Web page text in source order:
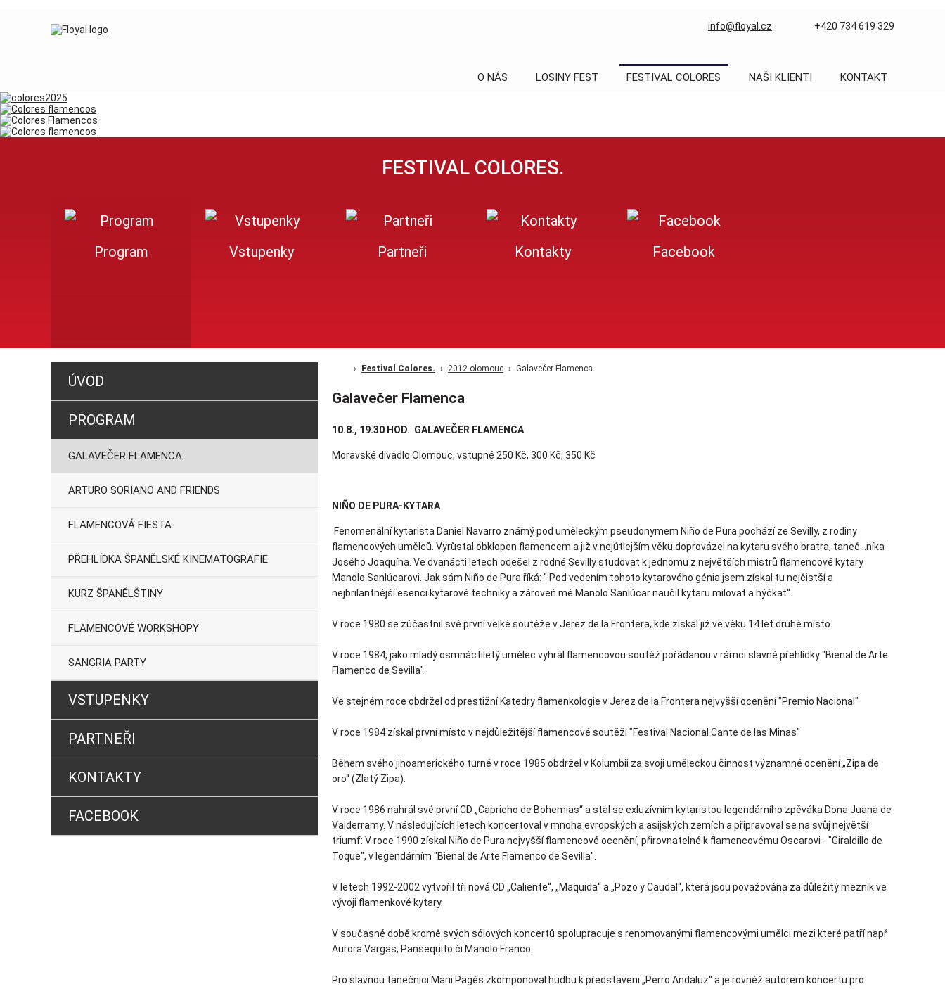
+420 734 619 329
info@floyal.cz
O NÁS LOSINY FEST FESTIVAL COLORES NAŠI KLIENTI KONTAKT
FESTIVAL COLORES.
Program Vstupenky Partneři Kontakty Facebook
ÚVOD
PROGRAM
GALAVEČER FLAMENCA
ARTURO SORIANO AND FRIENDS
FLAMENCOVÁ FIESTA
PŘEHLÍDKA ŠPANĚLSKÉ KINEMATOGRAFIE
KURZ ŠPANĚLŠTINY
FLAMENCOVÉ WORKSHOPY
SANGRIA PARTY
VSTUPENKY
PARTNEŘI
KONTAKTY
FACEBOOK
Festival Colores. 2012-olomouc Galavečer Flamenca
Galavečer Flamenca
10.8., 19.30 HOD. GALAVEČER FLAMENCA
Moravské divadlo Olomouc, vstupné 250 Kč, 300 Kč, 350 Kč
NIÑO DE PURA-KYTARA
Fenomenální kytarista Daniel Navarro známý pod uměleckým pseudonymem Niño de Pura pochází ze Sevilly, z rodiny
flamencových umělců. Vyrůstal obklopen flamencem a již v nejútlejším věku doprovázel na kytaru svého bratra, taneč...níka
Josého Joaquína. Ve dvanácti letech odešel z rodné Sevilly studovat k jednomu z největších mistrů flamencové kytary
Manolo Sanlúcarovi. Jak sám Niño de Pura říká: " Pod vedením tohoto kytarového génia jsem získal tu nejčistší a
nejbrilantnější esenci kytarové techniky a zároveň mě Manolo Sanlúcar naučil kytaru milovat a hýčkat“.
V roce 1980 se zúčastnil své první velké soutěže v Jerez de la Frontera, kde získal již ve věku 14 let druhé místo.
V roce 1984, jako mladý osmnáctiletý umělec vyhrál flamencovou soutěž pořádanou v rámci slavné přehlídky "Bienal de Arte
Flamenco de Sevilla".
Ve stejném roce obdržel od prestižní Katedry flamenkologie v Jerez de la Frontera nejvyšší ocenění "Premio Nacional"
V roce 1984 získal první místo v nejdůležitější flamencové soutěži "Festival Nacional Cante de las Minas"
Během svého jihoamerického turné v roce 1985 obdržel v Kolumbii za svoji uměleckou činnost významné ocenění „Zipa de
oro“ (Zlatý Zipa).
V roce 1986 nahrál své první CD „Capricho de Bohemias“ a stal se exluzívním kytaristou legendárního zpěváka Dona Juana de
Valderramy. V následujících letech koncertoval v mnoha evropských a asijských zemích a připravoval se na svůj největší
triumf: V roce 1990 získal Niño de Pura nejvyšší flamencové ocenění, přirovnatelné k flamencovému Oscarovi - "Giraldillo de
Toque", v legendárním "Bienal de Arte Flamenco de Sevilla".
V letech 1992-2002 vytvořil tři nová CD „Caliente“, „Maquida“ a „Pozo y Caudal“, která jsou považována za důležitý mezník ve
vývoji flamenkové kytary.
V současné době kromě svých sólových koncertů spolupracuje s renomovanými flamencovými umělci mezi které patří např
Aurora Vargas, Pansequito či Manolo Franco.
Pro slavnou tanečnici Marii Pagés zkomponoval hudbu k představeni „Perro Andaluz“ a je rovněž autorem koncertu pro